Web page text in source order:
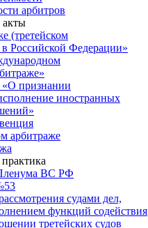
арбитров
акты
(третейском
в Российской Федерации»
признании
иностранных
арбитраже
ВС РФ
судами дел,
функций содействия
третейских судов